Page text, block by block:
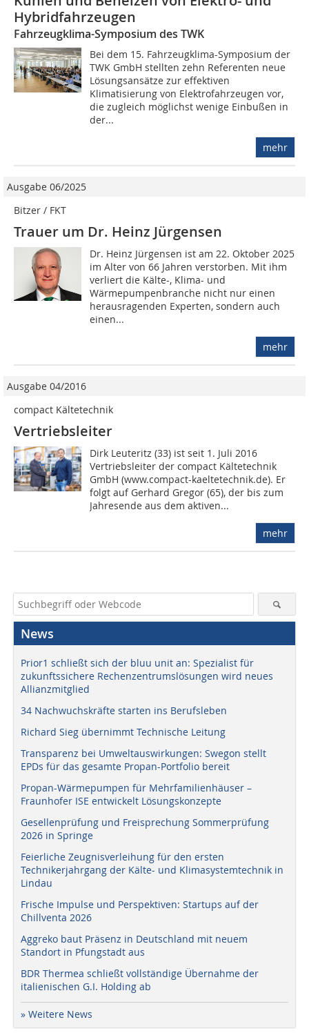
Hybridfahrzeugen
Fahrzeugklima-Symposium des TWK
Bei dem 15. Fahrzeugklima-Symposium der
TWK GmbH stellten zehn Referenten neue
Lösungsansätze zur effektiven
Klimatisierung von Elektrofahrzeugen vor,
die zugleich möglichst wenige Einbußen in
der...
mehr
Ausgabe 06/2025
Bitzer / FKT
Trauer um Dr. Heinz Jürgensen
Dr. Heinz Jürgensen ist am 22. Oktober 2025
im Alter von 66 Jahren verstorben. Mit ihm
verliert die Kälte-, Klima- und
Wärmepumpenbranche nicht nur einen
herausragenden Experten, sondern auch
einen...
mehr
Ausgabe 04/2016
compact Kältetechnik
Vertriebsleiter
Dirk Leuteritz (33) ist seit 1. Juli 2016
Vertriebsleiter der compact Kältetechnik
GmbH (www.compact-kaeltetechnik.de). Er
folgt auf Gerhard Gregor (65), der bis zum
Jahresende aus dem aktiven...
mehr
News
Prior1 schließt sich der bluu unit an: Spezialist für
zukunftssichere Rechenzentrumslösungen wird neues
Allianzmitglied
34 Nachwuchskräfte starten ins Berufsleben
Richard Sieg übernimmt Technische Leitung
Transparenz bei Umweltauswirkungen: Swegon stellt
EPDs für das gesamte Propan-Portfolio bereit
Propan-Wärmepumpen für Mehrfamilienhäuser –
Fraunhofer ISE entwickelt Lösungskonzepte
Gesellenprüfung und Freisprechung Sommerprüfung
2026 in Springe
Feierliche Zeugnisverleihung für den ersten
Technikerjahrgang der Kälte- und Klimasystemtechnik in
Lindau
Frische Impulse und Perspektiven: Startups auf der
Chillventa 2026
Aggreko baut Präsenz in Deutschland mit neuem
Standort in Pfungstadt aus
BDR Thermea schließt vollständige Übernahme der
italienischen G.I. Holding ab
» Weitere News